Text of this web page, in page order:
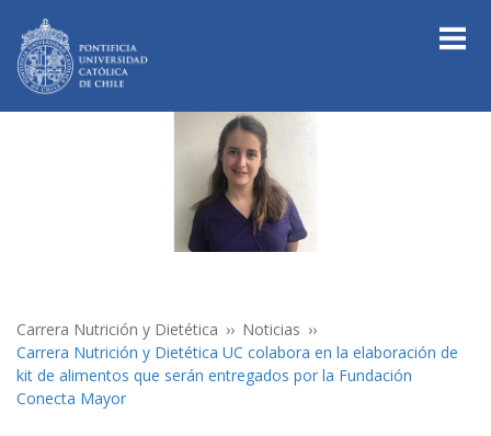
Carrera Nutrición y Dietética
Noticias
Carrera Nutrición y Dietética UC colabora en la elaboración de
kit de alimentos que serán entregados por la Fundación
Conecta Mayor